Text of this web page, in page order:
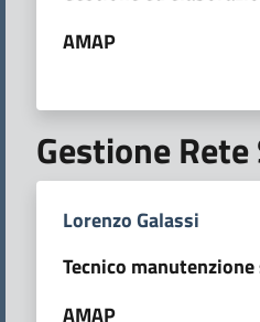
AMAP
Gestione
Lorenzo Galassi
Tecnico
AMAP